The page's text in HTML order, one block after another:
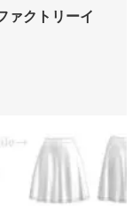
ァクトリーイ